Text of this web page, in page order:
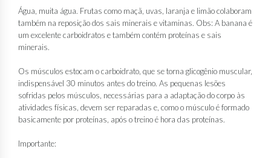
Água, muita água. Frutas como maçã, uvas, laranja e limão colaboram
também na reposição dos sais minerais e vitaminas. Obs: A banana é
um excelente carboidratos e também contém proteínas e sais
minerais.
Os músculos estocam o carboidrato, que se torna glicogênio muscular,
indispensável 30 minutos antes do treino. As pequenas lesões
sofridas pelos músculos, necessárias para a adaptação do corpo às
atividades físicas, devem ser reparadas e, como o músculo é formado
basicamente por proteínas, após o treino é hora das proteínas.
Importante: